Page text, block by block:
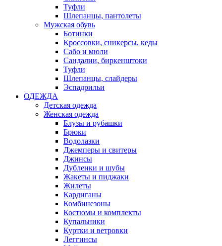
Туфли
Шлепанцы, пантолеты
Мужская обувь
Ботинки
Кроссовки, сникерсы, кеды
Сабо и мюли
Сандалии, биркенштоки
Туфли
Шлепанцы, слайдеры
Эспадрильи
ОДЕЖДА
Детская одежда
Женская одежда
Блузы и рубашки
Брюки
Водолазки
Джемперы и свитеры
Джинсы
Дубленки и шубы
Жакеты и пиджаки
Жилеты
Кардиганы
Комбинезоны
Костюмы и комплекты
Купальники
Куртки и ветровки
Леггинсы